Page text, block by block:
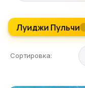
Луиджи Пульчи
Сортировка: